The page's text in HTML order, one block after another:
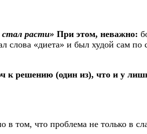
стал расти» При этом, неважно:
«диета» и был худой сам по
решению (один из), что и у
в том, что проблема не только в